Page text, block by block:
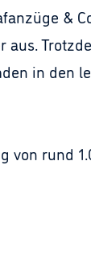
&
aus.
in den
von rund